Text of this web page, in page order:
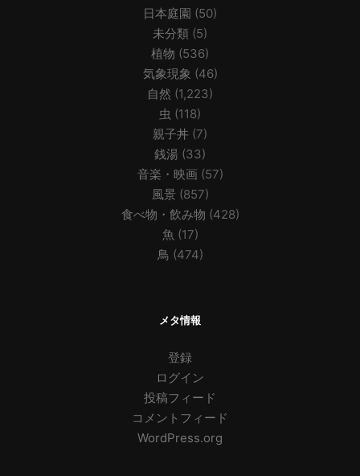
日本庭園 (50)
未分類 (5)
植物 (536)
気象現象 (46)
自然 (1,223)
虫 (118)
親子丼 (7)
銭湯 (33)
音楽・映画 (57)
風景(857)
食べ物・飲み物 (428)
魚 (17)
鳥 (474)
メタ情報
登録
ログイン
投稿フィード
コメントフィード
WordPress.org